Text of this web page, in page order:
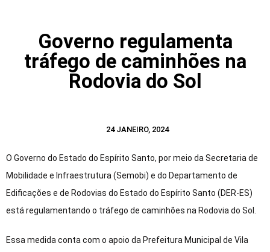
Governo regulamenta
tráfego de caminhões na
Rodovia do Sol
24 JANEIRO, 2024
O Governo do Estado do Espírito Santo, por meio da Secretaria de
Mobilidade e Infraestrutura (Semobi) e do Departamento de
Edificações e de Rodovias do Estado do Espírito Santo (DER-ES)
está regulamentando o tráfego de caminhões na Rodovia do Sol.
Essa medida conta com o apoio da Prefeitura Municipal de Vila